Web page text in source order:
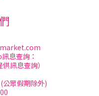
息查詢：
訊息查詢）
公眾假期除外)